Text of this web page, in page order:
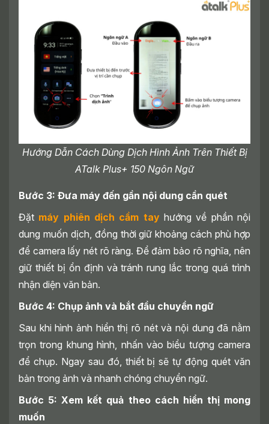
Hướng Dẫn Cách Dùng Dịch Hình Ảnh Trên Thiết Bị
ATalk Plus+ 150 Ngôn Ngữ
Bước 3: Đưa máy đến gần nội dung cần quét
Đặt máy phiên dịch cầm tay hướng về phần nội
dung muốn dịch, đồng thời giữ khoảng cách phù hợp
để camera lấy nét rõ ràng. Để đảm bảo rõ nghĩa, nên
giữ thiết bị ổn định và tránh rung lắc trong quá trình
nhận diện văn bản.
Bước 4: Chụp ảnh và bắt đầu chuyển ngữ
Sau khi hình ảnh hiển thị rõ nét và nội dung đã nằm
trọn trong khung hình, nhấn vào biểu tượng camera
để chụp. Ngay sau đó, thiết bị sẽ tự động quét văn
bản trong ảnh và nhanh chóng chuyển ngữ.
Bước 5: Xem kết quả theo cách hiển thị mong
muốn